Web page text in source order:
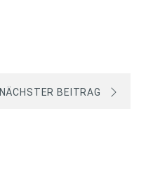
NÄCHSTER BEITRAG